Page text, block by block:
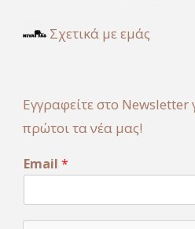
Σχετικά με εμάς
Εγγραφείτε στο Newsletter
πρώτοι τα νέα μας!
E
m
i
l
Email *